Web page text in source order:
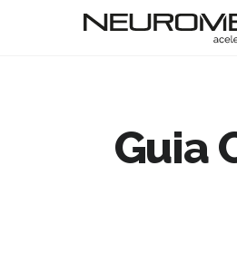
Guia